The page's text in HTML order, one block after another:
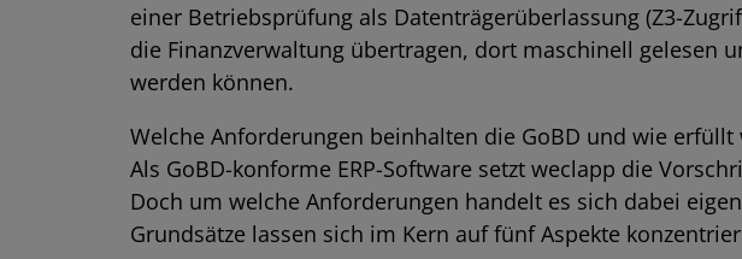
einer Betriebsprüfung als Datenträgerüberlassung (Z3-
die Finanzverwaltung übertragen, dort maschinell gelesen
werden können.
Welche Anforderungen beinhalten die GoBD und wie erfüllt
Als GoBD-konforme ERP-Software setzt weclapp die
Doch um welche Anforderungen handelt es sich dabei
Grundsätze lassen sich im Kern auf fünf Aspekte